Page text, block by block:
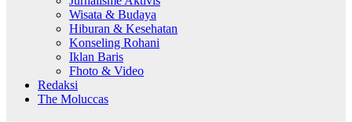
Wisata & Budaya
Hiburan & Kesehatan
Konseling Rohani
Iklan Baris
Fhoto & Video
Redaksi
The Moluccas